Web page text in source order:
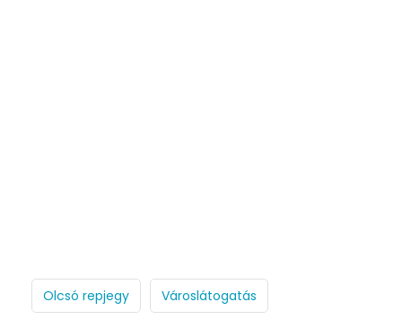
Olcsó repjegy Városlátogatás